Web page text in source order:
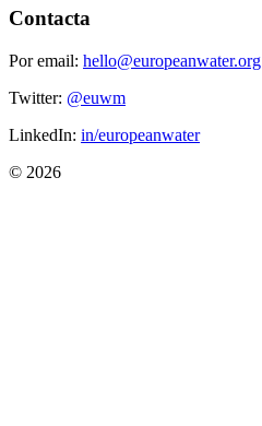
Contacta
Por email: hello@europeanwater.org
Twitter: @euwm
LinkedIn: in/europeanwater
© 2026